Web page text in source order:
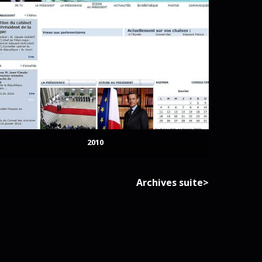
2010
Archives suite>